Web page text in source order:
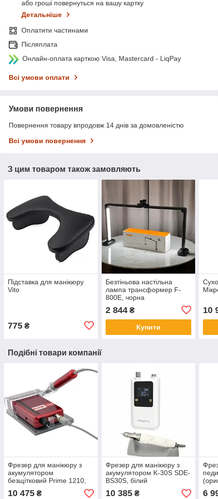
або гроші повернуться на вашу картку
Детальніше
Оплатити частинами
Післяплата
Онлайн-оплата карткою Visa, Mastercard - LiqPay
Всі умови оплати
Умови повернення
Повернення товару впродовж 14 днів за домовленістю
Всі умови повернення
З цим товаром також замовляють
Підставка для манікюру
Vito
775 ₴
Безтіньова настільна
лампа трансформер F-
800E, чорна
2 844₴
Купити
10
Подібні товари компанії
Фрезер для манікюру з
акумулятором
безщітковий Prime 1210,
червоний
10 475 ₴
Фрезер для манікюру з
акумулятором K-30S SDE-
BS30S, білий
10 385₴ 6